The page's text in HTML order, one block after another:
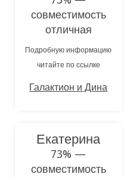
совместимость
отличная
Подробную информацию
читайте по ссылке
Галактион и Дина
Екатерина
73% —
совместимость